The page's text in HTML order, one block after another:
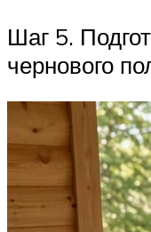
Шаг 5.
чернового